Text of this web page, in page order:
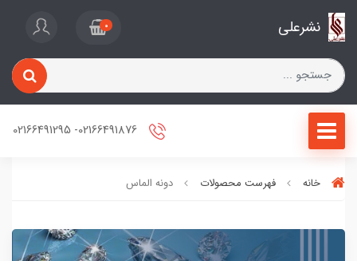
نشرعلی 0
خانه فهرست محصولات دونه الماس